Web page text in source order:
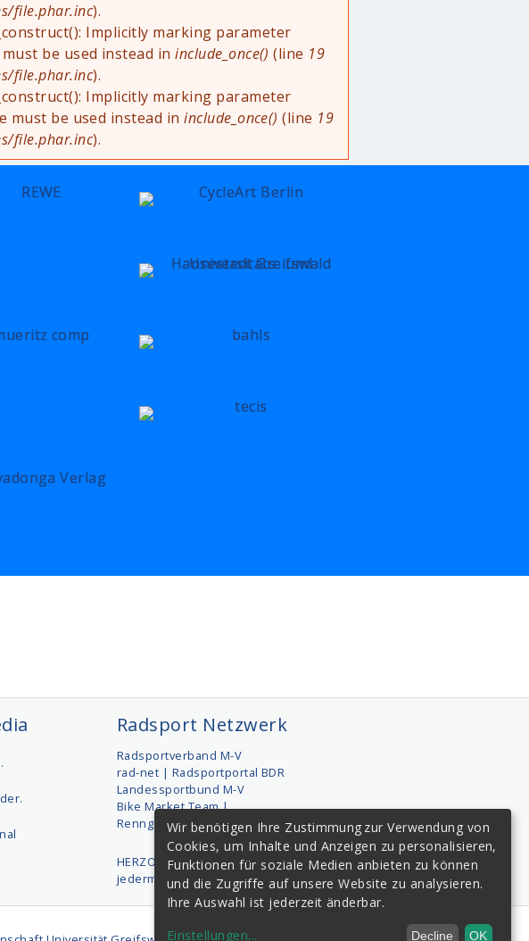
file.phar.inc).
Implicitly marking parameter
be used instead ininclude_once() (line 19
file.phar.inc).
Implicitly marking parameter
must be used instead ininclude_once() (line 19
file.phar.inc).
Radsport Netzwerk
Radsportverband M-V
rad-net | Radsportportal BDR
Landessportbund M-V
Bike Market Team |
Renngemeinschaft
HERZOG-SPORT | Sportservice
jedermanntermine.de
Wir benötigen Ihre Zustimmung zur Verwendung von
Cookies, um Inhalte und Anzeigen zu personalisieren,
Funktionen für soziale Medien anbieten zu können
und die Zugriffe auf unsere Website zu analysieren.
Ihre Auswahl ist jederzeit änderbar.
Einstellungen... Decline OK